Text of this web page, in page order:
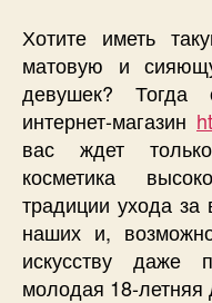
Хотите иметь
матовую и
девушек? Тогда
интернет-магазин
вас ждет
косметика
традиции ухода за
наших и,
искусству даже
молодая 18-летняя